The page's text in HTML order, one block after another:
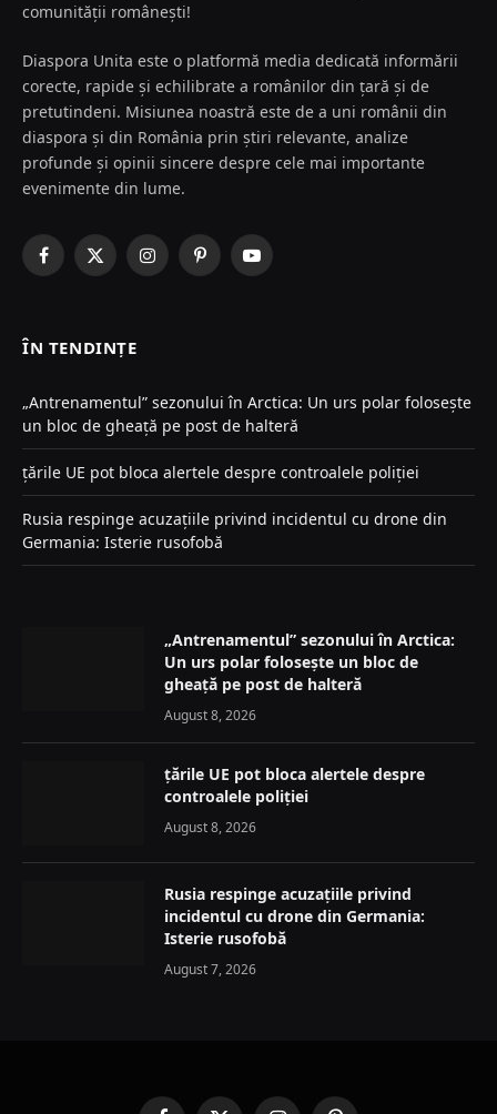
comunității românești!
Diaspora Unita este o platformă media dedicată informării
corecte, rapide și echilibrate a românilor din țară și de
pretutindeni. Misiunea noastră este de a uni românii din
diaspora și din România prin știri relevante, analize
profunde și opinii sincere despre cele mai importante
evenimente din lume.
Facebook
X
InstagramPinterestYouTube
ÎN TENDINȚE
„Antrenamentul” sezonului în Arctica: Un urs polar folosește
un bloc de gheață pe post de halteră
țările UE pot bloca alertele despre controalele poliției
Rusia respinge acuzațiile privind incidentul cu drone din
Germania: Isterie rusofobă
„Antrenamentul” sezonului în Arctica:
Un urs polar folosește un bloc de
gheață pe post de halteră
August 8, 2026
țările UE pot bloca alertele despre
controalele poliției
August 8, 2026
Rusia respinge acuzațiile privind
incidentul cu drone din Germania:
Isterie rusofobă
August 7, 2026